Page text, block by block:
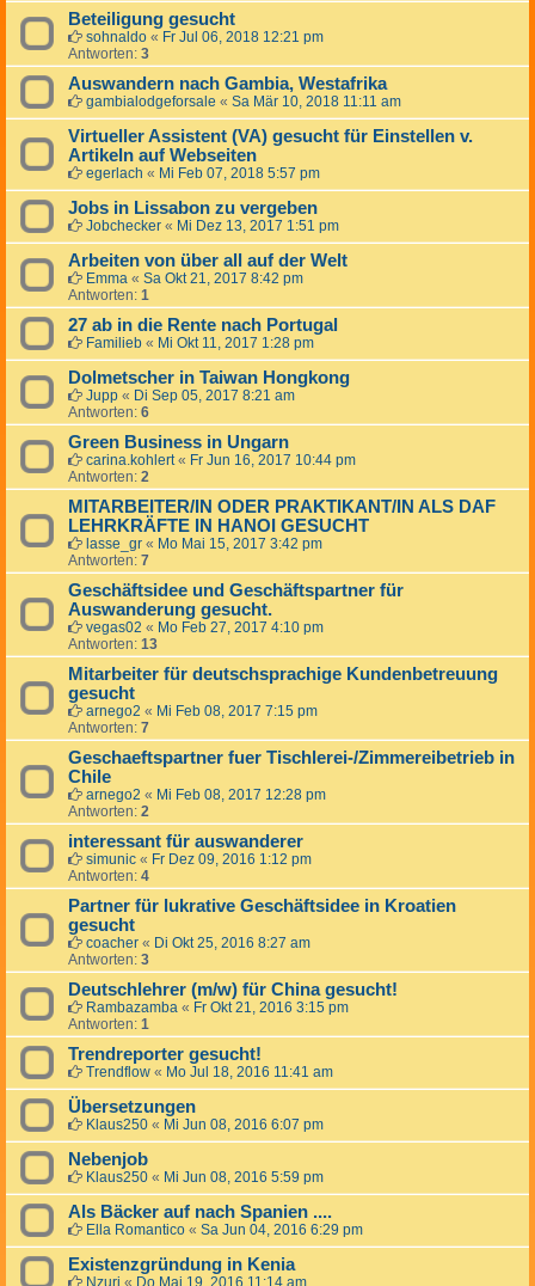
Beteiligung gesucht
sohnaldo « Fr Jul 06, 2018 12:21 pm
Antworten: 3
Auswandern nach Gambia, Westafrika
gambialodgeforsale « Sa Mär 10, 2018 11:11 am
Virtueller Assistent (VA) gesucht für Einstellen v.
Artikeln auf Webseiten
egerlach « Mi Feb 07, 2018 5:57 pm
Jobs in Lissabon zu vergeben
Jobchecker « Mi Dez 13, 2017 1:51 pm
Arbeiten von über all auf der Welt
Emma « Sa Okt 21, 2017 8:42 pm
Antworten: 1
27 ab in die Rente nach Portugal
Familieb « Mi Okt 11, 2017 1:28 pm
Dolmetscher in Taiwan Hongkong
Jupp « Di Sep 05, 2017 8:21 am
Antworten: 6
Green Business in Ungarn
carina.kohlert« Fr Jun 16, 2017 10:44 pm
Antworten: 2
MITARBEITER/IN ODER PRAKTIKANT/IN ALS DAF
LEHRKRÄFTE IN HANOI GESUCHT
lasse_gr « Mo Mai 15, 2017 3:42 pm
Antworten: 7
Geschäftsidee und Geschäftspartner für
Auswanderung gesucht.
vegas02 « Mo Feb 27, 2017 4:10 pm
Antworten: 13
Mitarbeiter für deutschsprachige Kundenbetreuung
gesucht
arnego2 « Mi Feb 08, 2017 7:15 pm
Antworten: 7
Geschaeftspartner fuer Tischlerei-/Zimmereibetrieb in
Chile
arnego2 « Mi Feb 08, 2017 12:28 pm
Antworten: 2
interessant für auswanderer
simunic « Fr Dez 09, 2016 1:12 pm
Antworten: 4
Partner für lukrative Geschäftsidee in Kroatien
gesucht
coacher « Di Okt 25, 2016 8:27 am
Antworten: 3
Deutschlehrer (m/w) für China gesucht!
Rambazamba « Fr Okt 21, 2016 3:15 pm
Antworten: 1
Trendreporter gesucht!
Trendflow « Mo Jul 18, 2016 11:41 am
Übersetzungen
Klaus250 « Mi Jun 08, 2016 6:07 pm
Nebenjob
Klaus250 « Mi Jun 08, 2016 5:59 pm
Als Bäcker auf nach Spanien ....
Ella Romantico « Sa Jun 04, 2016 6:29 pm
Existenzgründung in Kenia